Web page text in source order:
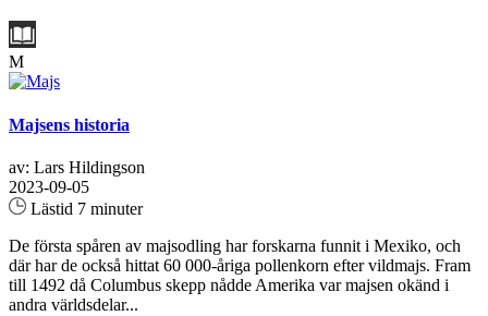
M
Majsens historia
av: Lars Hildingson
2023-09-05
Lästid 7 minuter
De första spåren av majsodling har forskarna funnit i Mexiko, och
där har de också hittat 60 000-åriga pollenkorn efter vildmajs. Fram
till 1492 då Columbus skepp nådde Amerika var majsen okänd i
andra världsdelar...